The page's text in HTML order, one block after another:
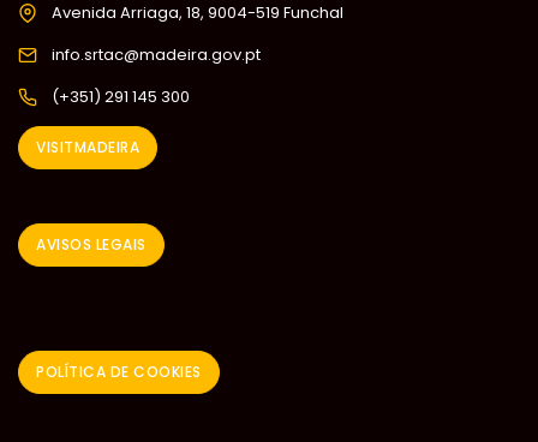
Avenida Arriaga, 18, 9004-519 Funchal
info.srtac@madeira.gov.pt
(+351) 291 145 300
VISITMADEIRA
AVISOS LEGAIS
POLÍTICA DE COOKIES